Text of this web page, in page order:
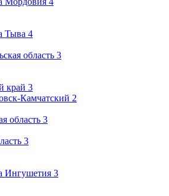
Тыва 4
область 3
край 3
Камчатский 2
область 3
3
Ингушетия 3